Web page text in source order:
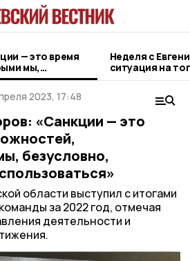
— это время
мы,
Неделя с
ситуация на
городе и
2023, 17:48
«Санкции — это
безусловно,
области выступил с итогами
за 2022 год, отмечая
деятельности и